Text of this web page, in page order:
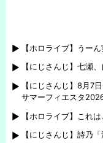
【ホロライブ】うー
【にじさんじ】七瀬
【にじさんじ】8月7
サマーフィエスタ
【ホロライブ】これ
【にじさんじ】詩乃